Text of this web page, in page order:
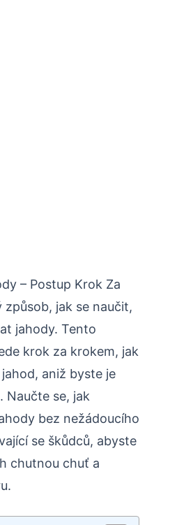
– Postup Krok Za
způsob, jak se naučit,
jahody. Tento
krok za krokem, jak
aniž byste je
Naučte se, jak
bez nežádoucího
se škůdců, abyste
chutnou chuť a